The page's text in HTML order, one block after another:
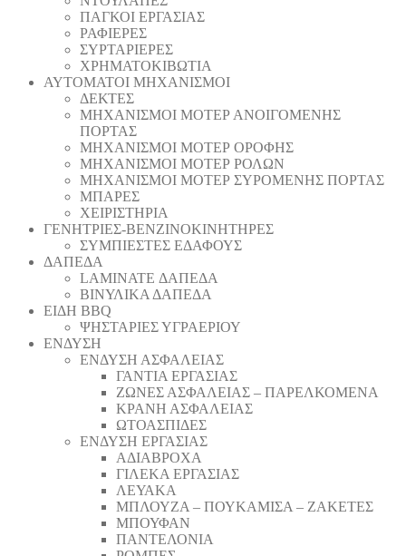
ΠΑΓΚΟΙ ΕΡΓΑΣΙΑΣ
ΡΑΦΙΕΡΕΣ
ΣΥΡΤΑΡΙΕΡΕΣ
ΧΡΗΜΑΤΟΚΙΒΩΤΙΑ
ΑΥΤΟΜΑΤΟΙ ΜΗΧΑΝΙΣΜΟΙ
ΔΕΚΤΕΣ
ΜΗΧΑΝΙΣΜΟΙ ΜΟΤΕΡ ΑΝΟΙΓΟΜΕΝΗΣ
ΠΟΡΤΑΣ
ΜΗΧΑΝΙΣΜΟΙ ΜΟΤΕΡ ΟΡΟΦΗΣ
ΜΗΧΑΝΙΣΜΟΙ ΜΟΤΕΡ ΡΟΛΩΝ
ΜΗΧΑΝΙΣΜΟΙ ΜΟΤΕΡ ΣΥΡΟΜΕΝΗΣ ΠΟΡΤΑΣ
ΜΠΑΡΕΣ
ΧΕΙΡΙΣΤΗΡΙΑ
ΓΕΝΗΤΡΙΕΣ-ΒΕΝΖΙΝΟΚΙΝΗΤΗΡΕΣ
ΣΥΜΠΙΕΣΤΕΣ ΕΔΑΦΟΥΣ
ΔΑΠΕΔΑ
LAMINATE ΔΑΠΕΔΑ
ΒΙΝΥΛΙΚΑ ΔΑΠΕΔΑ
ΕΙΔΗ BBQ
ΨΗΣΤΑΡΙΕΣ ΥΓΡΑΕΡΙΟΥ
ΕΝΔΥΣΗ
ΕΝΔΥΣΗ ΑΣΦΑΛΕΙΑΣ
ΓΑΝΤΙΑ ΕΡΓΑΣΙΑΣ
ΖΩΝΕΣ ΑΣΦΑΛΕΙΑΣ – ΠΑΡΕΛΚΟΜΕΝΑ
ΚΡΑΝΗ ΑΣΦΑΛΕΙΑΣ
ΩΤΟΑΣΠΙΔΕΣ
ΕΝΔΥΣΗ ΕΡΓΑΣΙΑΣ
ΑΔΙΑΒΡΟΧΑ
ΓΙΛΕΚΑ ΕΡΓΑΣΙΑΣ
ΛΕΥΑΚΑ
ΜΠΛΟΥΖΑ – ΠΟΥΚΑΜΙΣΑ – ΖΑΚΕΤΕΣ
ΜΠΟΥΦΑΝ
ΠΑΝΤΕΛΟΝΙΑ